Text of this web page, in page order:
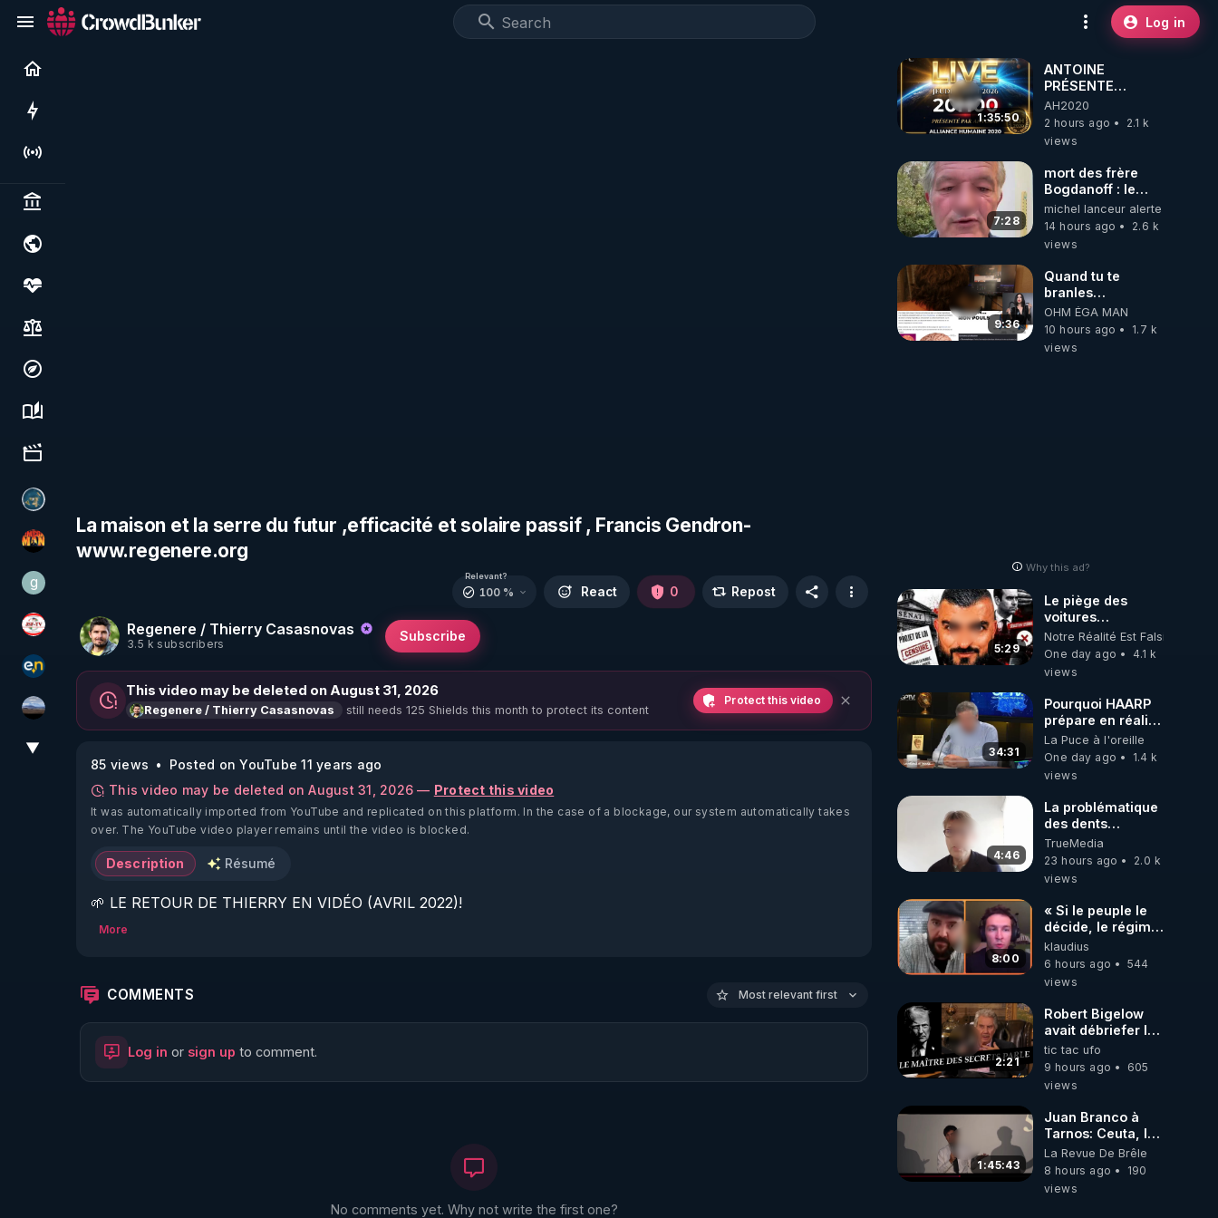
Log in
Live
Politics & institutions
Society, justice & freedoms
Economy, environment & technology
Science, history & spirituality
Culture, media & entertainment
Réinformation sur le monde
OHM ÉGA MAN
ggilo59
JSF - TV
essentiel.news
michel lanceur alerte
▼
La maison et la serre du futur ,efficacité et solaire passif , Francis Gendron-
www.regenere.org
Regenere / Thierry Casasnovas
3.5 k subscribers
Subscribe
Relevant?
100 % React 0 Repost
This video may be deleted on August 31, 2026
Regenere / Thierry Casasnovas still needs 125 Shields this month to protect its content
Protect this video
85 views
Posted on YouTube 11 years ago
This video may be deleted on August 31, 2026 — Protect this video
It was automatically imported from YouTube and replicated on this platform. In the case of a blockage, our system automatically takes
over. The YouTube video player remains until the video is blocked.
Description Résumé
🌱 LE RETOUR DE THIERRY EN VIDÉO (AVRIL 2022)!
🌱 LE MAGAZINE RÉGÉNÈRE
http://rgnr.li/ymag
More
COMMENTS Most relevant first
Log in or sign up to comment.
No comments yet. Why not write the first one?
1:35:50
ANTOINE
PRÉSENTE
AH2020 LE LIVE
20H ***DU
06/08/2026***
AH2020
2 hours ago
2.1 k
views
7:28
mort des frère
Bogdanoff : le
mensonge d état
michel lanceur alerte
14 hours ago
2.6 k
views
9:36
Quand tu te
branles
bonhomme tu
émets des ondes
ils ont juste omis
OHM ÉGA MAN
10 hours ago
1.7 k
views
Why this ad?
5:29
Le piège des
voitures
électriques se
referme sur les
usagers !
Notre Réalité Est Falsifiée Et
One day ago
4.1 k
views
34:31
Pourquoi HAARP
prépare en réalité
un CHAOS
climatique, on
répond
La Puce à l'oreille
One day ago
1.4 k
views
4:46
La problématique
des dents
dévitalisées et
des implants
TrueMedia
23 hours ago
2.0 k
views
8:00
« Si le peuple le
décide, le régime
peut tomber
demain ! »
klaudius
6 hours ago
544
views
2:21
Robert Bigelow
avait débriefer le
pédophile
génocidaire de
donald j trump
tic tac ufo
9 hours ago
605
views
1:45:43
Juan Branco à
Tarnos: Ceuta, le
narcotrafic et le
pouvoir en France
La Revue De Brêle
8 hours ago
190
views